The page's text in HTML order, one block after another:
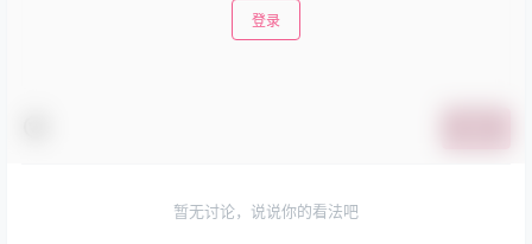
登录
暂无讨论，说说你的看法吧